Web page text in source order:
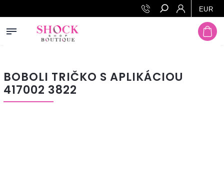
EUR
Hľadať
BOBOLI TRIČKO S APLIKÁCIOU
417002 3822